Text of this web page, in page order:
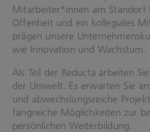
Mit­ar­bei­ter*innen am Stand­ort
Of­fen­heit und ein kol­le­gia­les
prä­gen un­se­re
wie In­no­va­ti­on und Wachs­tum.
Als Teil der Re­duc­ta ar­bei­ten
der Um­welt. Es er­war­ten Sie
und ab­wechs­lungs­rei­che
fang­rei­che Mög­lich­kei­ten zur
per­sön­li­chen Wei­ter­bil­dung.